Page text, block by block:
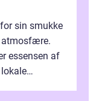
sin smukke
atmosfære.
essensen af